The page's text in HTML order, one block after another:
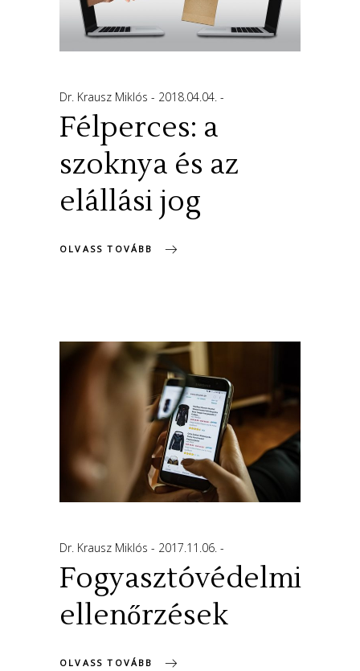
Dr. Krausz Miklós 2018.04.04.
Félperces: a
szoknya és az
elállási jog
OLVASS TOVÁBB
Dr. Krausz Miklós 2017.11.06.
Fogyasztóvédelmi
ellenőrzések
OLVASS TOVÁBB